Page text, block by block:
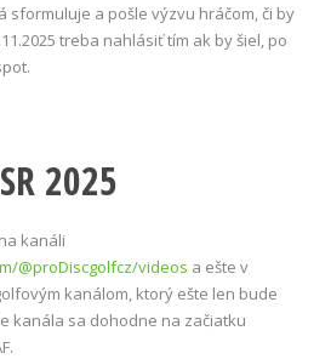
sformuluje a pošle výzvu hráčom, či by
treba nahlásiť tím ak by šiel, po
2025
kanáli
@proDiscgolfcz/videos a ešte v
kanálom, ktorý ešte len bude
kanála sa dohodne na začiatku